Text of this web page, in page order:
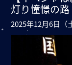
灯り憧憬の路
2025年12月6日（